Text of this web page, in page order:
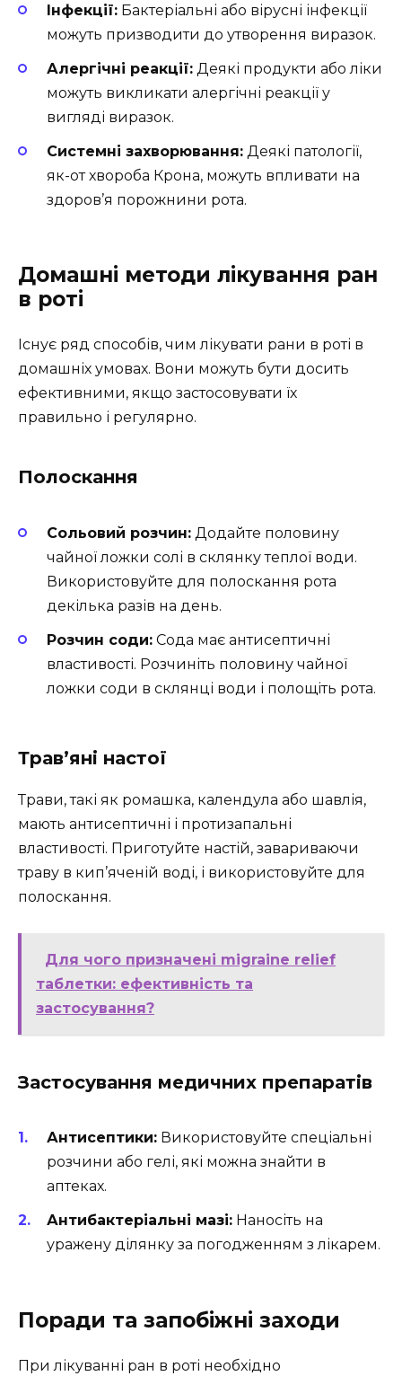
Інфекції: Бактеріальні або вірусні інфекції
можуть призводити до утворення виразок.
Алергічні реакції: Деякі продукти або ліки
можуть викликати алергічні реакції у
вигляді виразок.
Системні захворювання: Деякі патології,
як-от хвороба Крона, можуть впливати на
здоров’я порожнини рота.
Домашні методи лікування ран
в роті
Існує ряд способів, чим лікувати рани в роті в
домашніх умовах. Вони можуть бути досить
ефективними, якщо застосовувати їх
правильно і регулярно.
Полоскання
Сольовий розчин: Додайте половину
чайної ложки солі в склянку теплої води.
Використовуйте для полоскання рота
декілька разів на день.
Розчин соди: Сода має антисептичні
властивості. Розчиніть половину чайної
ложки соди в склянці води і полощіть рота.
Трав’яні настої
Трави, такі як ромашка, календула або шавлія,
мають антисептичні і протизапальні
властивості. Приготуйте настій, завариваючи
траву в кип’яченій воді, і використовуйте для
полоскання.
Для чого призначені migraine relief
таблетки: ефективність та
застосування?
Застосування медичних препаратів
Антисептики: Використовуйте спеціальні
розчини або гелі, які можна знайти в
аптеках.
Антибактеріальні мазі: Наносіть на
уражену ділянку за погодженням з лікарем.
Поради та запобіжні заходи
При лікуванні ран в роті необхідно